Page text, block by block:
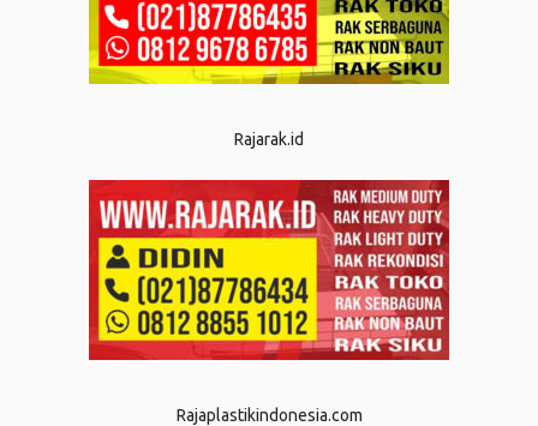
Rajarak.id
Rajaplastikindonesia.com